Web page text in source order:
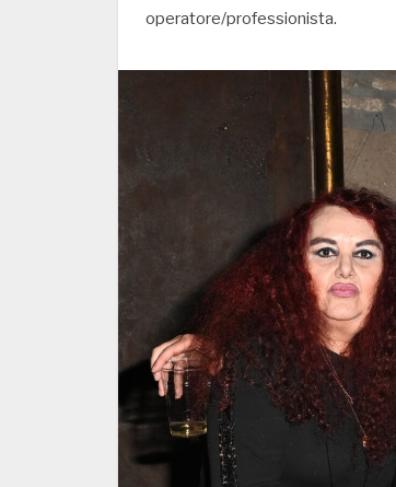
operatore/professionista.